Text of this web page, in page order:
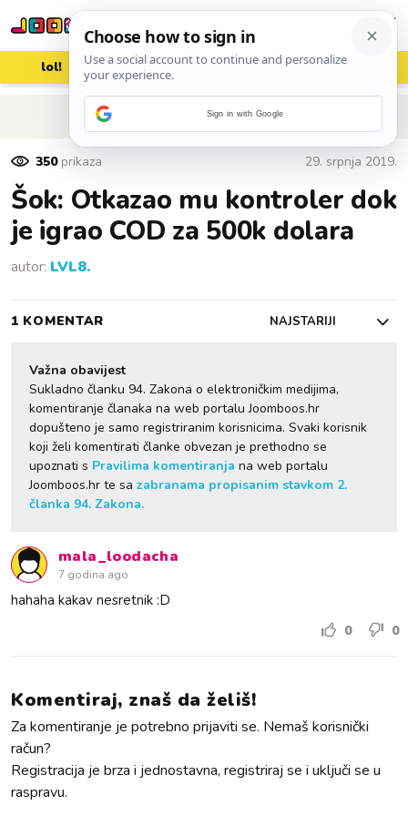
lol! aww vrh! woot?!
POVRATAK NA ČLANAK
350prikaza 29. srpnja 2019.
Šok: Otkazao mu kontroler dok
je igrao COD za 500k dolara
autor: LVL8.
1 KOMENTAR NAJSTARIJI
Važna obavijest
Sukladno članku 94. Zakona o elektroničkim medijima,
komentiranje članaka na web portalu Joomboos.hr
dopušteno je samo registriranim korisnicima. Svaki korisnik
koji želi komentirati članke obvezan je prethodno se
upoznati s Pravilima komentiranja na web portalu
Joomboos.hr te sa zabranama propisanim stavkom 2.
članka 94. Zakona.
mala_loodacha
7 godina ago
hahaha kakav nesretnik :D
0 0
Komentiraj, znaš da želiš!
Za komentiranje je potrebno prijaviti se. Nemaš korisnički
račun?
Registracija je brza i jednostavna, registriraj se i uključi se u
raspravu.
Sign in with Google